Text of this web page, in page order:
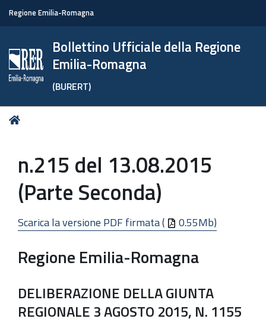
Regione Emilia-Romagna
Bollettino Ufficiale della Regione
Emilia-Romagna
(BURERT)
Tu
n.215 del 13.08.2015
(Parte Seconda)
Scarica la versione PDF firmata ( 0.55Mb)
Regione Emilia-Romagna
DELIBERAZIONE DELLA GIUNTA
REGIONALE 3 AGOSTO 2015, N. 1155